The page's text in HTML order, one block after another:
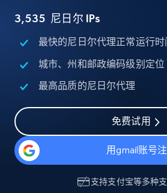
3,535 尼日尔 IPs
最快的尼日尔代理正常运行时
城市、州和邮政编码级别定位
最高品质的尼日尔代理
免费试用
用gmail账号
支持支付宝等多种